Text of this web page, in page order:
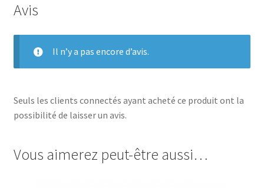
Avis
Il n’y a pas encore d’avis.
Seuls les clients connectés ayant acheté ce produit ont la
possibilité de laisser un avis.
Vous aimerez peut-être aussi…